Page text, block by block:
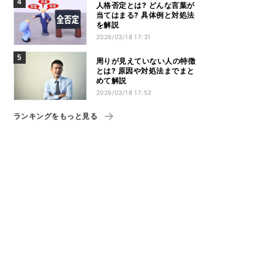
人格否定とは? どんな言葉が
当てはまる? 具体例と対処法
を解説
2026/03/18 17:31
周りが見えていない人の特徴
とは? 原因や対処法までまと
めて解説
2026/03/18 17:52
ランキングをもっと見る